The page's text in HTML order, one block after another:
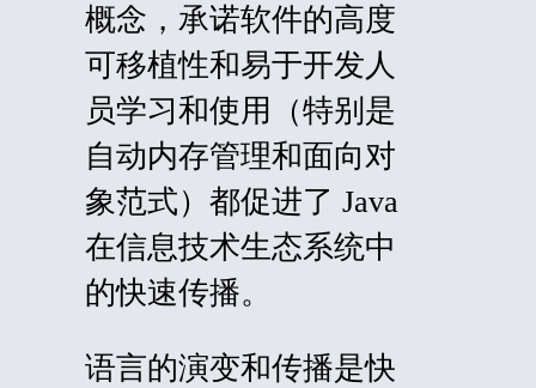
概念，承诺软件的高度
可移植性和易于开发人
员学习和使用（特别是
自动内存管理和面向对
象范式）都促进了 Java
在信息技术生态系统中
的快速传播。
语言的演变和传播是快